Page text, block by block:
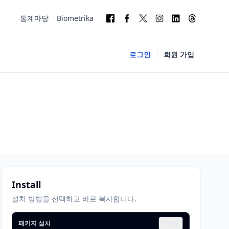
통계마당 Biometrika
로그인 회원 가입
Install
설치 방법을 선택하고 바로 복사합니다.
패키지 설치